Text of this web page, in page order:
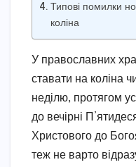
Типові помилки
коліна
У православних
ставати на коліна
неділю, протягом
до вечірні
Христового до
теж не варто